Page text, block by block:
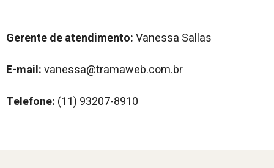
Gerente de atendimento:Vanessa Sallas
E-mail:vanessa@tramaweb.com.br
Telefone: (11) 93207-8910